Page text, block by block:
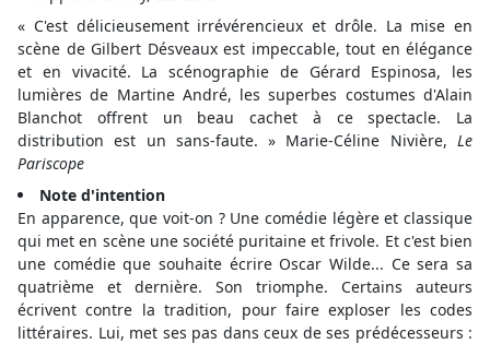
« C'est délicieusement irrévérencieux et drôle. La mise en
scène de Gilbert Désveaux est impeccable, tout en élégance
et en vivacité. La scénographie de Gérard Espinosa, les
lumières de Martine André, les superbes costumes d'Alain
Blanchot offrent un beau cachet à ce spectacle. La
distribution est un sans-faute. » Marie-Céline Nivière, Le
Pariscope
Note d'intention
En apparence, que voit-on ? Une comédie légère et classique
qui met en scène une société puritaine et frivole. Et c'est bien
une comédie que souhaite écrire Oscar Wilde... Ce sera sa
quatrième et dernière. Son triomphe. Certains auteurs
écrivent contre la tradition, pour faire exploser les codes
littéraires. Lui, met ses pas dans ceux de ses prédécesseurs :